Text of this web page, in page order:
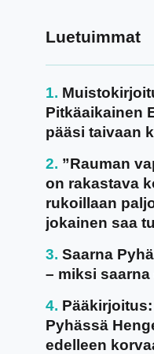
Luetuimmat
Pitkäaikainen
pääsi taivaan
”Rauman
on rakastava
rukoillaan
jokainen saa
Saarna
– miksi
Pyhässä
edelleen